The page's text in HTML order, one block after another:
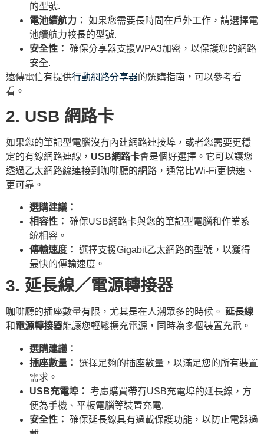
的型號.
電池續航力： 如果您需要長時間在戶外工作，請選擇電
池續航力較長的型號.
安全性： 確保分享器支援WPA3加密，以保護您的網路
安全.
遠傳電信有提供行動網路分享器的選購指南，可以參考看
看。
2. USB 網路卡
如果您的筆記型電腦沒有內建網路連接埠，或者您需要更穩
定的有線網路連線， USB網路卡會是個好選擇。它可以讓您
透過乙太網路線連接到咖啡廳的網路，通常比Wi-Fi更快速、
更可靠。
選購建議：
相容性： 確保USB網路卡與您的筆記型電腦和作業系
統相容。
傳輸速度： 選擇支援Gigabit乙太網路的型號，以獲得
最快的傳輸速度。
3. 延長線／電源轉接器
咖啡廳的插座數量有限，尤其是在人潮眾多的時候。 延長線
和電源轉接器能讓您輕鬆擴充電源，同時為多個裝置充電。
選購建議：
插座數量： 選擇足夠的插座數量，以滿足您的所有裝置
需求。
USB充電埠： 考慮購買帶有USB充電埠的延長線，方
便為手機、平板電腦等裝置充電.
安全性： 確保延長線具有過載保護功能，以防止電器過